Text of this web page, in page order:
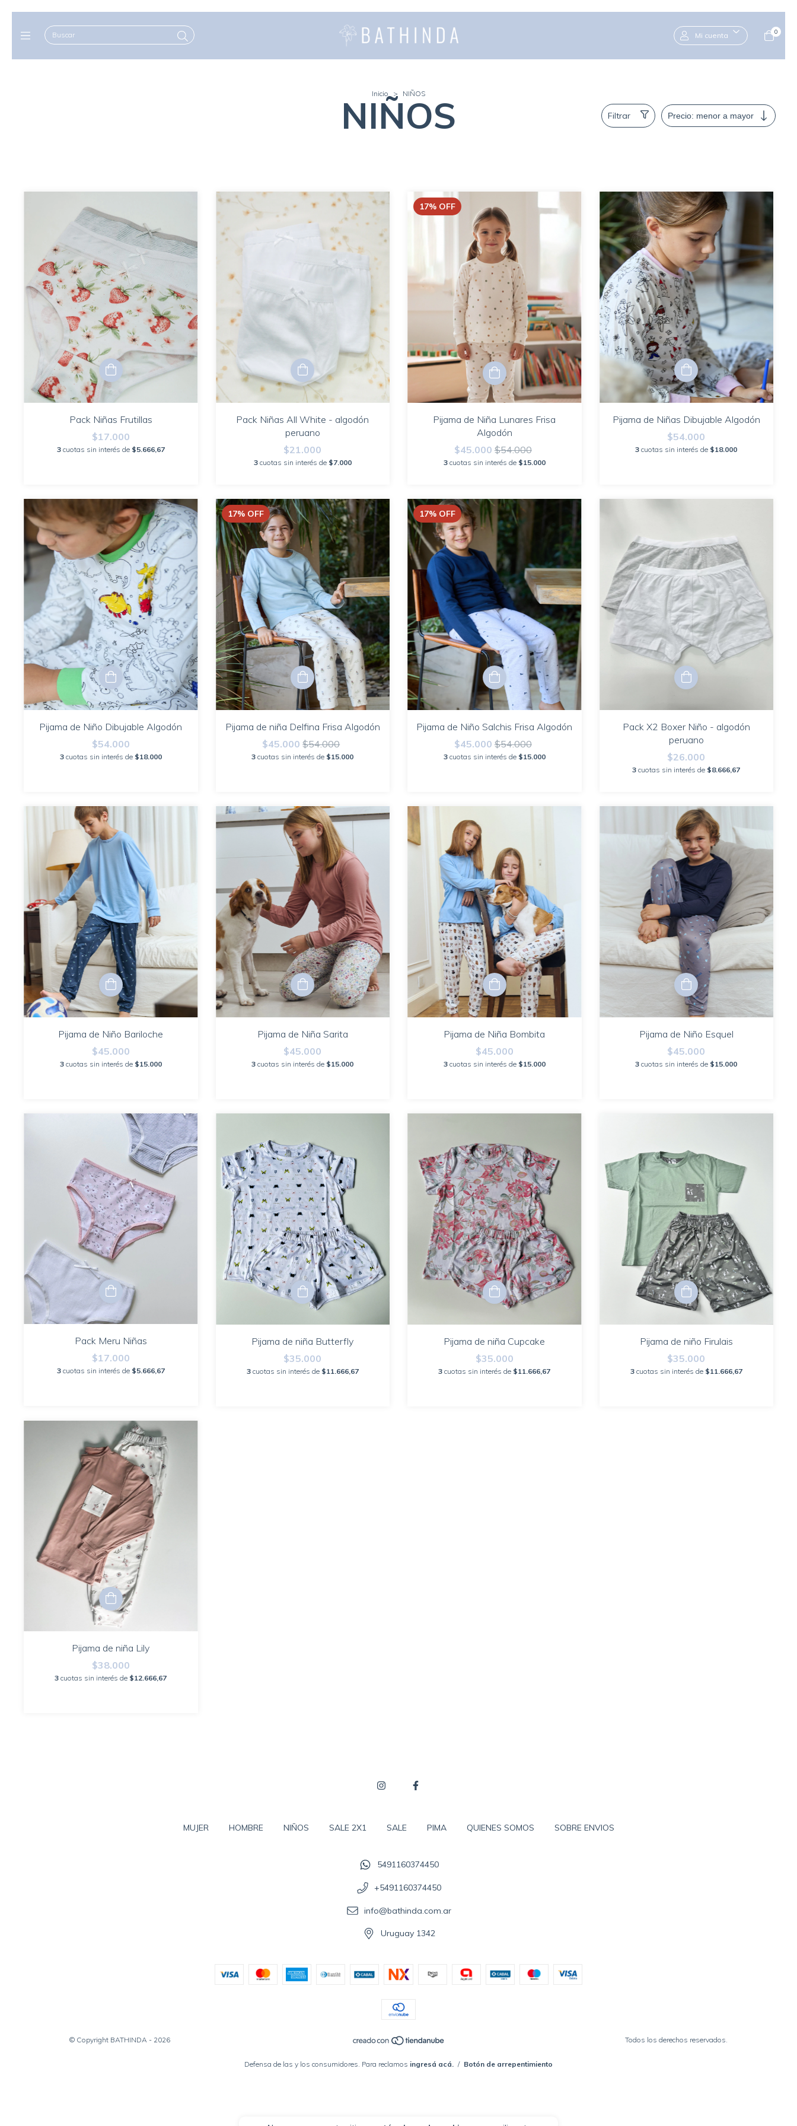
Mi cuenta 0
Inicio > NIÑOS
NIÑOS Filtrar
Pack Niñas Frutillas
$17.000
3 cuotas sin interés de $5.666,67
Pack Niñas All White - algodón
peruano
$21.000
3 cuotas sin interés de $7.000
17% OFF
Pijama de Niña Lunares Frisa
Algodón
$45.000$54.000
3 cuotas sin interés de $15.000
Pijama de Niñas Dibujable Algodón
$54.000
3 cuotas sin interés de $18.000
Pijama de Niño Dibujable Algodón
$54.000
3 cuotas sin interés de $18.000
17% OFF
Pijama de niña Delfina Frisa Algodón
$45.000$54.000
3 cuotas sin interés de $15.000
17% OFF
Pijama de Niño Salchis Frisa Algodón
$45.000$54.000
3 cuotas sin interés de $15.000
Pack X2 Boxer Niño - algodón
peruano
$26.000
3 cuotas sin interés de $8.666,67
Pijama de Niño Bariloche
$45.000
3 cuotas sin interés de $15.000
Pijama de Niña Sarita
$45.000
3 cuotas sin interés de $15.000
Pijama de Niña Bombita
$45.000
3 cuotas sin interés de $15.000
Pijama de Niño Esquel
$45.000
3 cuotas sin interés de $15.000
Pack Meru Niñas
$17.000
3 cuotas sin interés de $5.666,67
Pijama de niña Butterfly
$35.000
3 cuotas sin interés de $11.666,67
Pijama de niña Cupcake
$35.000
3 cuotas sin interés de $11.666,67
Pijama de niño Firulais
$35.000
3 cuotas sin interés de $11.666,67
Pijama de niña Lily
$38.000
3 cuotas sin interés de $12.666,67
MUJER HOMBRE NIÑOS SALE 2X1 SALE PIMA QUIENES SOMOS SOBRE ENVIOS
5491160374450
+5491160374450
info@bathinda.com.ar
Uruguay 1342
© Copyright BATHINDA - 2026 Todos los derechos reservados.
Defensa de las y los consumidores. Para reclamos ingresá acá. / Botón de arrepentimiento